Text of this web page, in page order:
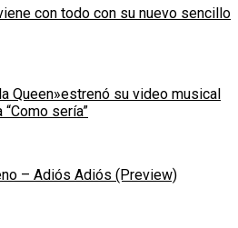
con todo con su nuevo sencillo
Queen»estrenó su video musical
sería”
– Adiós Adiós (Preview)